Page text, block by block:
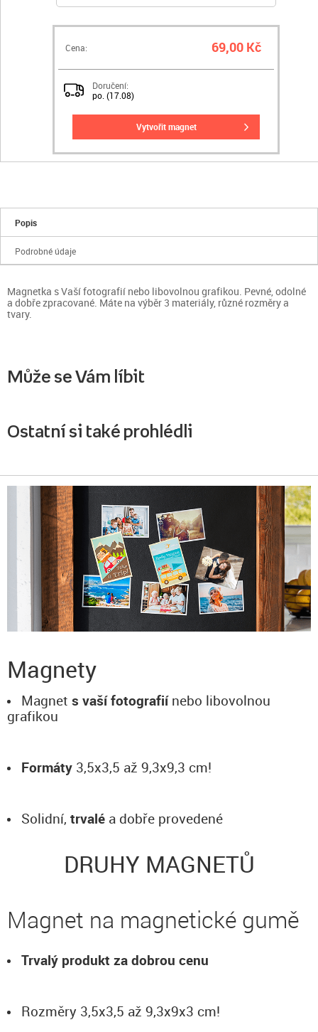
Cena: 69,00 Kč
Doručení:
po. (17.08)
vytvořit magnet
Popis
Podrobné údaje
Magnetka s Vaší fotografií nebo libovolnou grafikou. Pevné, odolné
a dobře zpracované. Máte na výběr 3 materiály, různé rozměry a
tvary.
Může se Vám líbit
Ostatní si také prohlédli
Magnety
Magnet s vaší fotografií nebo libovolnou
grafikou
Formáty 3,5x3,5 až 9,3x9,3 cm!
Solidní, trvalé a dobře provedené
DRUHY MAGNETŮ
Magnet na magnetické gumě
Trvalý produkt za dobrou cenu
Rozměry 3,5x3,5 až 9,3x9x3 cm!